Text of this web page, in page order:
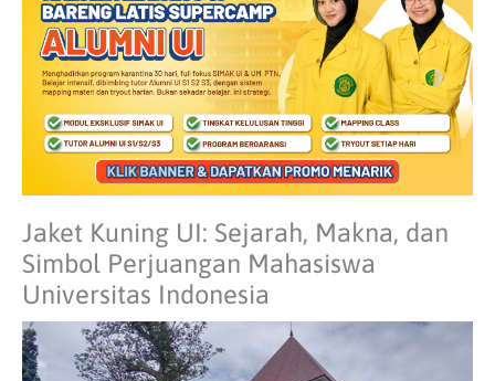
Jaket Kuning UI: Sejarah, Makna, dan
Simbol Perjuangan Mahasiswa
Universitas Indonesia